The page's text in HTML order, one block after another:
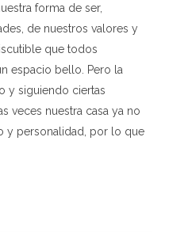
forma de ser,
de nuestros valores y
que todos
espacio bello. Pero la
y siguiendo ciertas
veces nuestra casa ya no
y personalidad, por lo que